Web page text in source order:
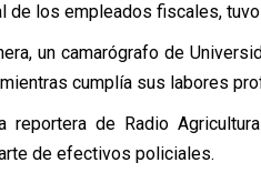
de los empleados fiscales,
un camarógrafo de
cumplía sus labores
reportera de Radio
de efectivos policiales.